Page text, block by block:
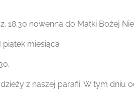
18.30 nowenna do Matki Bożej
piątek miesiąca
z naszej parafii. W tym